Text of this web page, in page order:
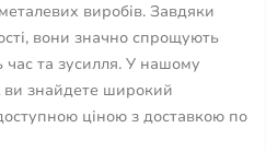
виробів. Завдяки
вони значно спрощують
та зусилля. У нашому
ви знайдете широкий
ціною з доставкою по